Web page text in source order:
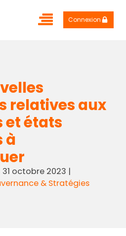
Connexion
relatives aux
et états
à
31 octobre 2023 |
& Stratégies